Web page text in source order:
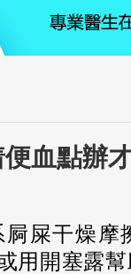
血點辦
屎干燥摩
用開塞露